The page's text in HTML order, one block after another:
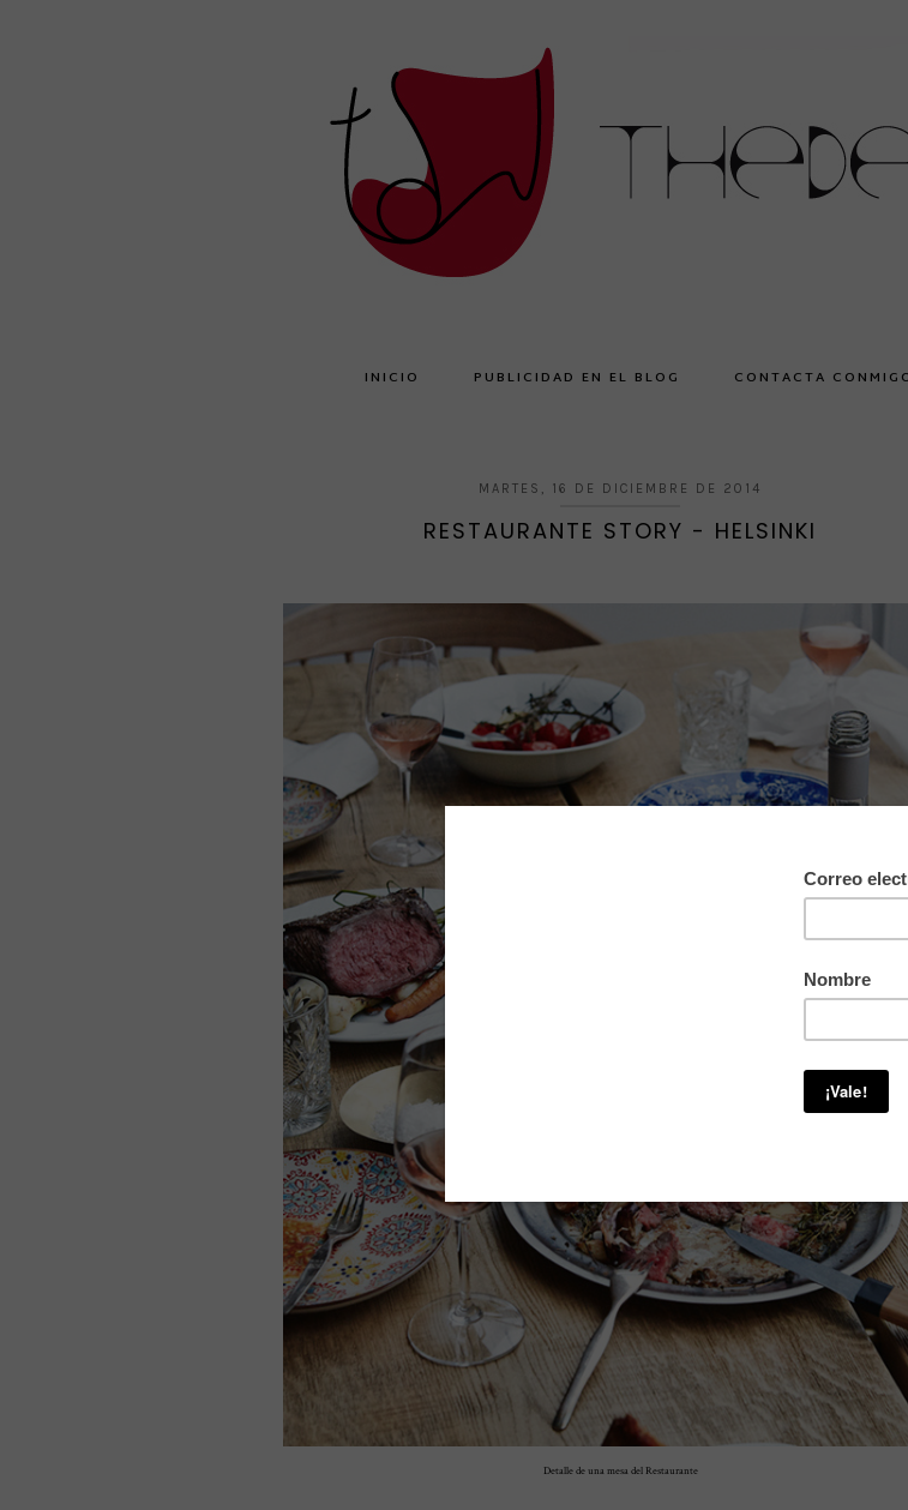
INICIO PUBLICIDAD EN EL BLOG CONTACTA
MARTES, 16 DE DICIEMBRE DE 2014
RESTAURANTE STORY - HELSINKI
Detalle de una mesa del Restaurante